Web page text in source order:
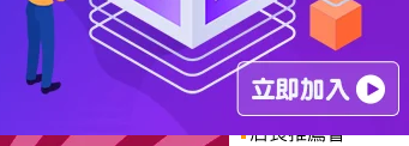
國際級品牌課程|優惠通知|霹靂英雄音樂精選|